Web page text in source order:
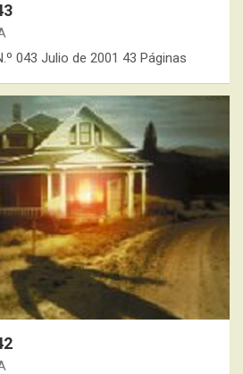
043 Julio de 2001 43 Páginas